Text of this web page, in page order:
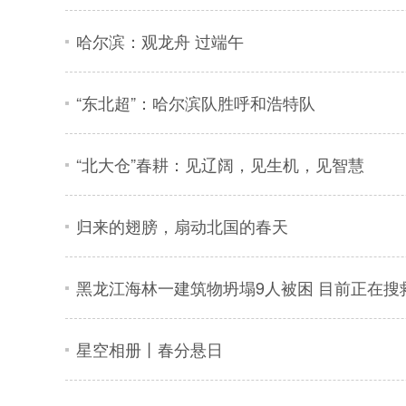
哈尔滨：观龙舟 过端午
“东北超”：哈尔滨队胜呼和浩特队
“北大仓”春耕：见辽阔，见生机，见智慧
归来的翅膀，扇动北国的春天
黑龙江海林一建筑物坍塌9人被困 目前正在搜
星空相册丨春分悬日